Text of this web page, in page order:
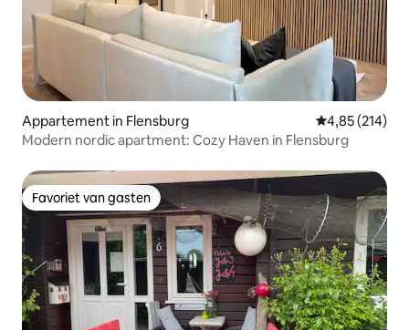
Appartement in Flensburg Gemiddelde
4,85 (214)
Modern nordic apartment: Cozy Haven in Flensburg
Favoriet van gasten
Favoriet van gasten